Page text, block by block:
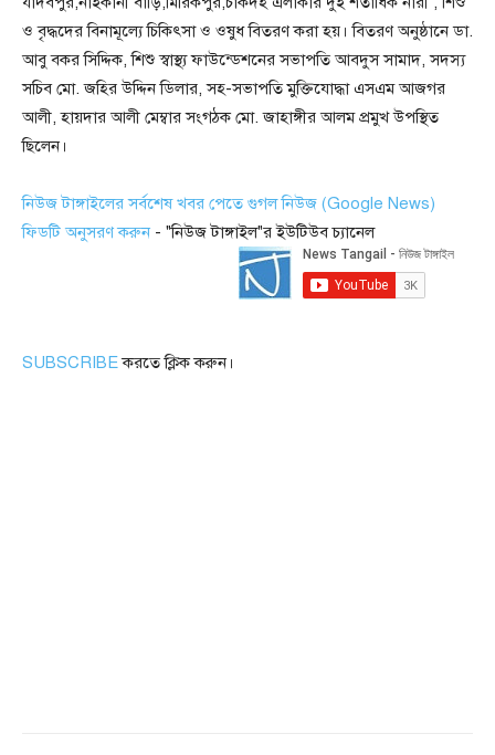
ও বৃদ্ধদের বিনামূল্যে চিকিৎসা ও ওষুধ বিতরণ করা হয়। বিতরণ অনুষ্ঠানে ডা.
আবু বকর সিদ্দিক, শিশু স্বাস্থ্য ফাউন্ডেশনের সভাপতি আবদুস সামাদ, সদস্য
সচিব মো. জহির উদ্দিন ডিলার, সহ-সভাপতি মুক্তিযোদ্ধা এসএম আজগর
আলী, হায়দার আলী মেম্বার সংগঠক মো. জাহাঙ্গীর আলম প্রমুখ উপস্থিত
ছিলেন।
নিউজ টাঙ্গাইলের সর্বশেষ খবর পেতে গুগল নিউজ (Google News)
ফিডটি অনুসরণ করুন - "নিউজ টাঙ্গাইল"র ইউটিউব চ্যানেল
SUBSCRIBEকরতে ক্লিক করুন।